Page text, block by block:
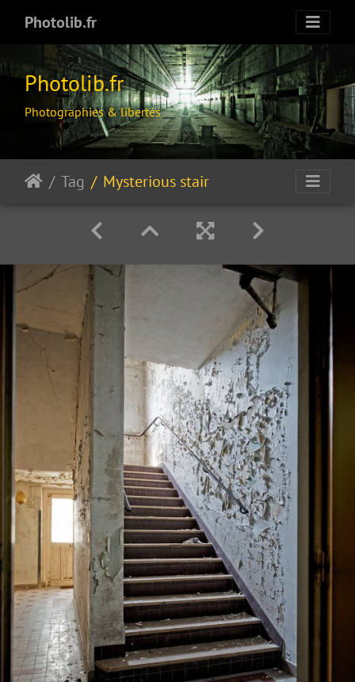
Photolib.fr
Photolib.fr
Photographies & libertés
Tag Mysterious stair